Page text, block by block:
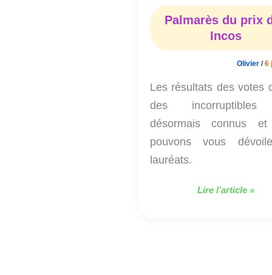
Palmarès du prix
Incos
Olivier /6
Les résultats des votes
des incorruptibles
désormais connus
pouvons vous
lauréats.
Lire l’article »